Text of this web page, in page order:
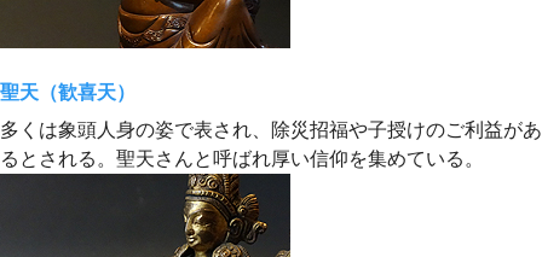
聖天（歓喜天）
多くは象頭人身の姿で表され、除災招福や子授けのご利益があ
るとされる。聖天さんと呼ばれ厚い信仰を集めている。